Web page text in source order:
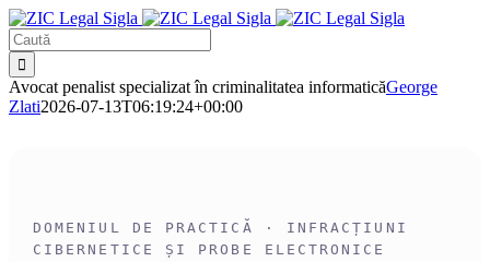
Sari
la
conținut
Caută
Avocat penalist specializat în criminalitatea informaticăGeorge
Zlati2026-07-13T06:19:24+00:00
DOMENIUL DE PRACTICĂ · INFRACȚIUNI
CIBERNETICE ȘI PROBE ELECTRONICE